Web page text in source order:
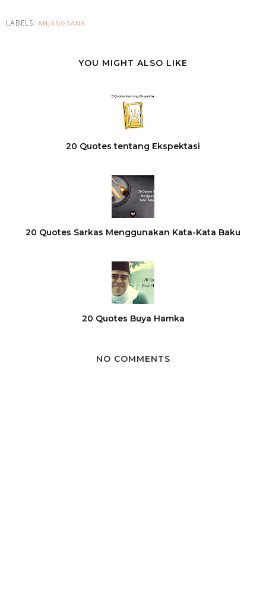
LABELS: ANJANGSANA
YOU MIGHT ALSO LIKE
20 Quotes tentang Ekspektasi
20 Quotes Sarkas Menggunakan Kata-Kata Baku
20 Quotes Buya Hamka
NO COMMENTS